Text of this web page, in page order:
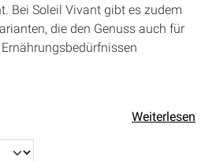
Bei Soleil Vivant gibt es zudem
die den Genuss auch für
Weiterlesen